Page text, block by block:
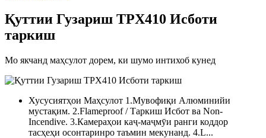
Қуттии Гузариш TPX410 Исботи
таркиш
Мо якчанд маҳсулот дорем, ки шумо интихоб кунед
Хусусиятҳои Маҳсулот 1.Мувофиқи Алюминийи
мустақим. 2.Flameproof / Таркиш Исбот ва Non-
Incendive. 3.Камераҳои каҷ-маҷмӯи ранги коддор
тасҳеҳи осонтаринро таъмин мекунанд. 4.L...